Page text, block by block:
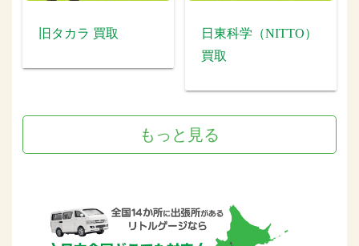
旧タカラ 買取
日東科学（NITTO）
買取
もっと見る